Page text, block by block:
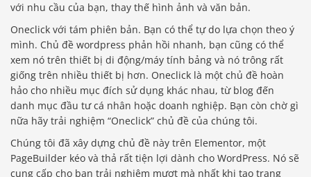
với nhu cầu của bạn, thay thế hình ảnh và văn bản.
Oneclick với tám phiên bản. Bạn có thể tự do lựa chọn theo ý
mình. Chủ đề wordpress phản hồi nhanh, bạn cũng có thể
xem nó trên thiết bị di động/máy tính bảng và nó trông rất
giống trên nhiều thiết bị hơn. Oneclick là một chủ đề hoàn
hảo cho nhiều mục đích sử dụng khác nhau, từ blog đến
danh mục đầu tư cá nhân hoặc doanh nghiệp. Bạn còn chờ gì
nữa hãy trải nghiệm “Oneclick” chủ đề của chúng tôi.
Chúng tôi đã xây dựng chủ đề này trên Elementor, một
PageBuilder kéo và thả rất tiện lợi dành cho WordPress. Nó sẽ
cung cấp cho bạn trải nghiệm mượt mà nhất khi tạo trang